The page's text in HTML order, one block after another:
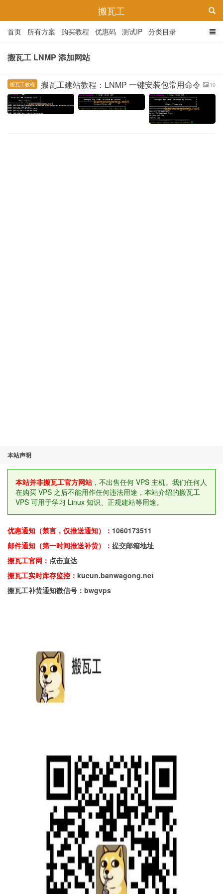
搬瓦工
首页 所有方案 购买教程 优惠码 测试IP 分类目录
搬瓦工 LNMP 添加网站
搬瓦工教程 搬瓦工建站教程：LNMP 一键安装包常用命令 10
本站声明
本站并非搬瓦工官方网站，不出售任何 VPS 主机。我们任何人
在购买 VPS 之后不能用作任何违法用途，本站介绍的搬瓦工
VPS 可用于学习 Linux 知识、正规建站等用途。
优惠通知（禁言，仅推送通知）： 1060173511
邮件通知（第一时间推送补货）： 提交邮箱地址
搬瓦工官网： 点击直达
搬瓦工实时库存监控： kucun.banwagong.net
搬瓦工补货通知微信号：bwgvps